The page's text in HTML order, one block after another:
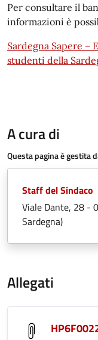
Per consultare il
informazioni è
Sardegna Sapere –
studenti della
A cura di
Questa pagina è gestita
Staff del Sindaco
Viale Dante, 28 -
Sardegna)
Allegati